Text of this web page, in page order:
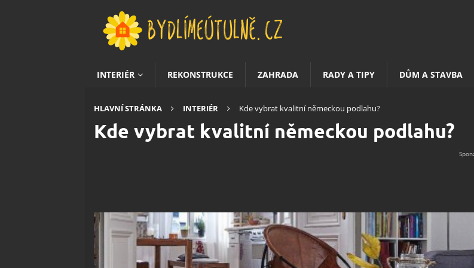
INTERIÉR REKONSTRUKCE ZAHRADA RADY A TIPY DŮM A STAVBA
HLAVNÍ STRÁNKA INTERIÉR Kde vybrat kvalitní německou podlahu?
Kde vybrat kvalitní německou podlahu?